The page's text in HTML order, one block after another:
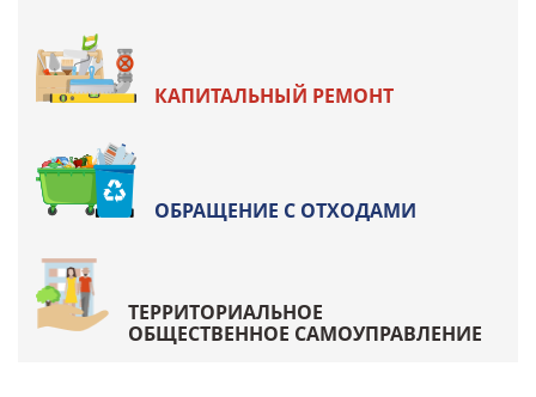
КАПИТАЛЬНЫЙ РЕМОНТ
ОБРАЩЕНИЕ С ОТХОДАМИ
ТЕРРИТОРИАЛЬНОЕ
ОБЩЕСТВЕННОЕ САМОУПРАВЛЕНИЕ